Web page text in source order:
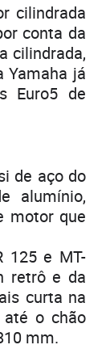
cilindrada
conta da
cilindrada,
Yamaha já
Euro5 de
de aço do
alumínio,
motor que
125 e MT-
retrô e da
curta na
o chão
mm.